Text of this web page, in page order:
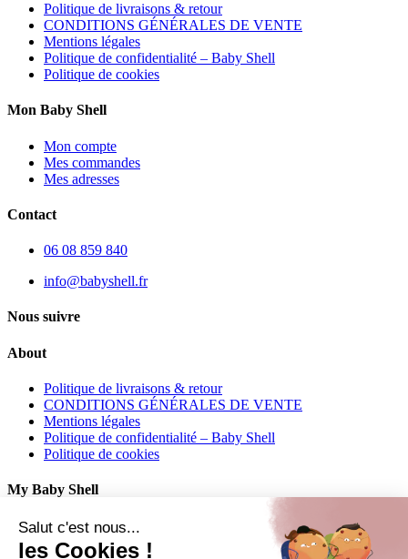
Politique de livraisons & retour
CONDITIONS GÉNÉRALES DE VENTE
Mentions légales
Politique de confidentialité – Baby Shell
Politique de cookies
Mon Baby Shell
Mon compte
Mes commandes
Mes adresses
Contact
06 08 859 840
info@babyshell.fr
Nous suivre
About
Politique de livraisons & retour
CONDITIONS GÉNÉRALES DE VENTE
Mentions légales
Politique de confidentialité – Baby Shell
Politique de cookies
My Baby Shell
Mon compte
Mes commandes
Salut c'est nous...
les Cookies !